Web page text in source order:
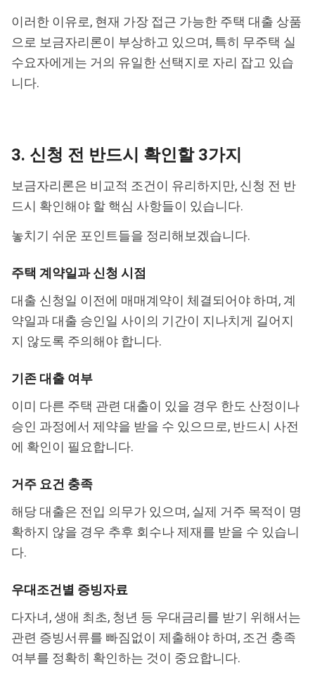
이러한 이유로, 현재 가장 접근 가능한 주택 대출 상품
으로 보금자리론이 부상하고 있으며, 특히 무주택 실
수요자에게는 거의 유일한 선택지로 자리 잡고 있습
니다.
3. 신청 전 반드시 확인할 3가지
보금자리론은 비교적 조건이 유리하지만, 신청 전 반
드시 확인해야 할 핵심 사항들이 있습니다.
놓치기 쉬운 포인트들을 정리해보겠습니다.
주택 계약일과 신청 시점
대출 신청일 이전에 매매계약이 체결되어야 하며, 계
약일과 대출 승인일 사이의 기간이 지나치게 길어지
지 않도록 주의해야 합니다.
기존 대출 여부
이미 다른 주택 관련 대출이 있을 경우 한도 산정이나
승인 과정에서 제약을 받을 수 있으므로, 반드시 사전
에 확인이 필요합니다.
거주 요건 충족
해당 대출은 전입 의무가 있으며, 실제 거주 목적이 명
확하지 않을 경우 추후 회수나 제재를 받을 수 있습니
다.
우대조건별 증빙자료
다자녀, 생애 최초, 청년 등 우대금리를 받기 위해서는
관련 증빙서류를 빠짐없이 제출해야 하며, 조건 충족
여부를 정확히 확인하는 것이 중요합니다.